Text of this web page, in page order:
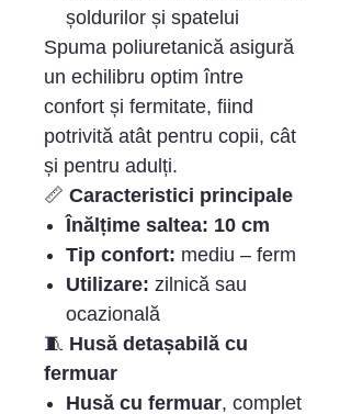
șoldurilor și spatelui
Spuma poliuretanică asigură
un echilibru optim între
confort și fermitate, fiind
potrivită atât pentru copii, cât
și pentru adulți.
📏 Caracteristici principale
Înălțime saltea: 10 cm
Tip confort: mediu – ferm
Utilizare: zilnică sau
ocazională
🧵 Husă detașabilă cu
fermuar
Husă cu fermuar, complet